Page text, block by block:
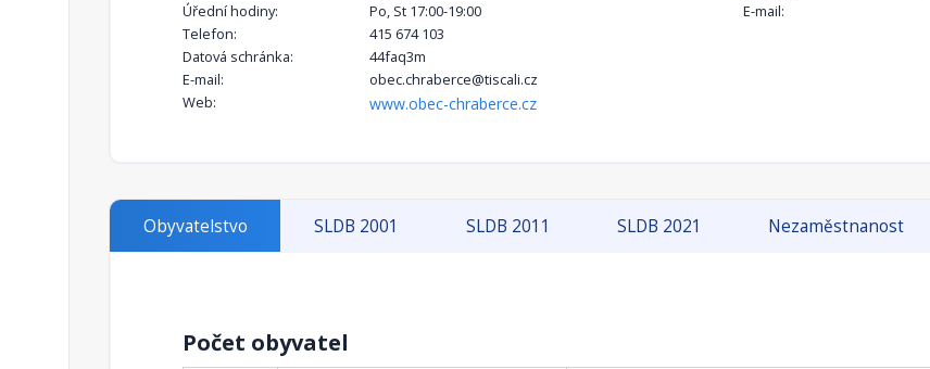
Úřední hodiny:
Po, St 17:00-19:00
Telefon:
415 674 103
Datová schránka:
44faq3m
E-mail:
obec.chraberce@tiscali.cz
Web:
www.obec-chraberce.cz
E-mail:
Obyvatelstvo SLDB 2001 SLDB 2011 SLDB 2021 Nezaměstnanost
Počet obyvatel